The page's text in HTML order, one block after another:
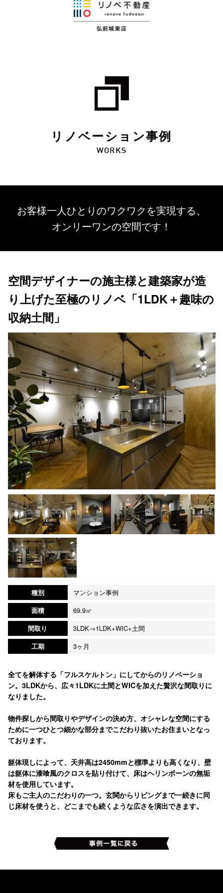
リノベーション事例
WORKS
お客様一人ひとりのワクワクを実現する、
オンリーワンの空間です！
空間デザイナーの施主様と建築家が造
り上げた至極のリノベ「1LDK＋趣味の
収納土間」
種別
マンション事例
面積
69.9㎡
間取り
3LDK→1LDK+WIC+土間
工期
3ヶ月
全てを解体する「フルスケルトン」にしてからのリノベーショ
ン。3LDKから、広々1LDKに土間とWICを加えた贅沢な間取りに
なりました。
物件探しから間取りやデザインの決め方、オシャレな空間にする
ために一つひとつ細かな部分までこだわり抜いたお住まいとなっ
ております。
躯体現しによって、天井高は2450mmと標準よりも高くなり、壁
は躯体に漆喰風のクロスを貼り付けて、床はヘリンボーンの無垢
材を使用しています。
床もご主人のこだわりの一つ。玄関からリビングまで一続きに同
じ床材を使うと、どこまでも続くような広さを演出できます。